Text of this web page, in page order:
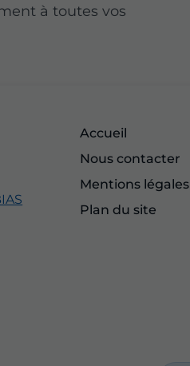
à toutes vos
Accueil
Nous contacter
Mentions légales
Plan du site